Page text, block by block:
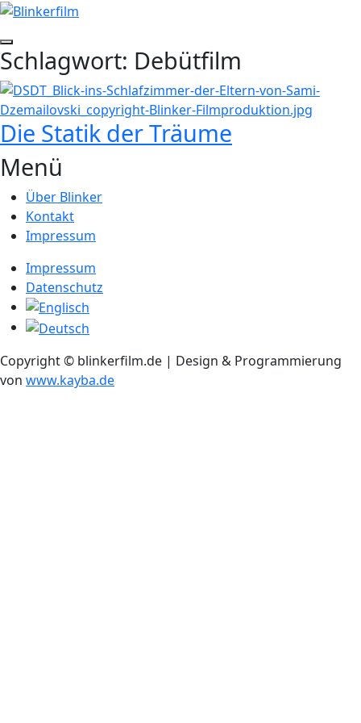
Zum
springen
Seitenleiste
umschalten
Schlagwort: Debütfilm
Weiterlesen
→
Die Statik der Träume
Menü
Über Blinker
Kontakt
Impressum
Impressum
Datenschutz
Copyright © blinkerfilm.de | Design & Programmierung
von www.kayba.de